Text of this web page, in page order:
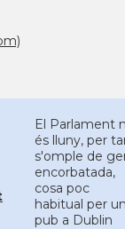
El Parlament
és lluny, per
s'omple de
encorbatada,
cosa poc
habitual per
pub a Dublin